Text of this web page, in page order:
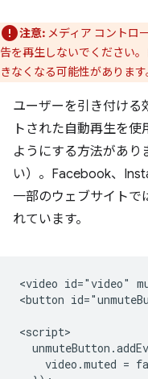
注意: メディア コントロ
告を再生しないでください
きなくなる可能性があります
ユーザーを引き付ける
トされた自動再生を
ようにする方法があり
い）。Facebook、
一部のウェブサイトで
れています。
<video id="video"
<button
<script>
video.muted =